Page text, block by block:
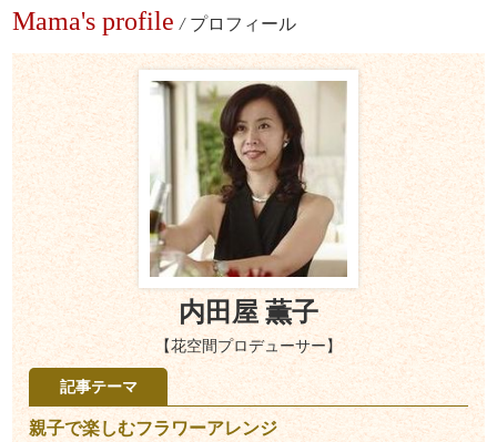
Mama's profile / プロフィール
内田屋 薫子
【花空間プロデューサー】
記事テーマ
親子で楽しむフラワーアレンジ